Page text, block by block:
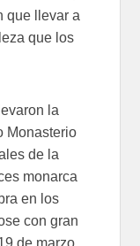
que llevar a
que los
la
Monasterio
de la
monarca
en los
con gran
de marzo